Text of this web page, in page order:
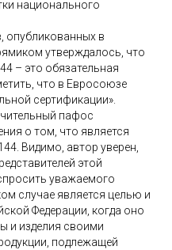
национального
опубликованных в
утверждалось, что
– это обязательная
что в Евросоюзе
сертификации».
пафос
о том, что является
Видимо, автор уверен,
этой
уважаемого
случае является целью и
Федерации, когда оно
и изделия своими
подлежащей